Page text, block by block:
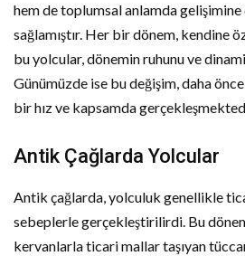
hem de toplumsal anlamda
sağlamıştır. Her bir dönem, kendine
bu yolcular, dönemin ruhunu ve
Günümüzde ise bu değişim, daha
bir hız ve kapsamda
Antik Çağlarda Yolcular
Antik çağlarda, yolculuk genellikle
sebeplerle gerçekleştirilirdi. Bu
kervanlarla ticari mallar taşıyan